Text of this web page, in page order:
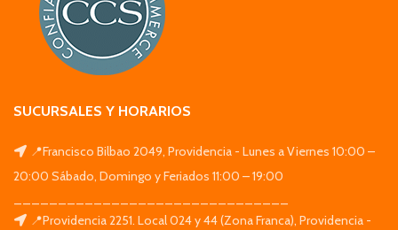
SUCURSALES Y HORARIOS
📍Francisco Bilbao 2049, Providencia - Lunes a Viernes 10:00 –
20:00 Sábado, Domingo y Feriados 11:00 – 19:00
📍Providencia 2251. Local 024 y 44 (Zona Franca), Providencia -